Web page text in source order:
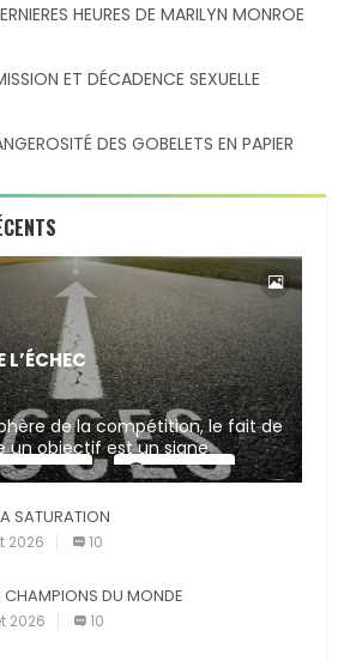
HEURES DE MARILYN MONROE
ET DÉCADENCE SEXUELLE
DES GOBELETS EN PAPIER
L’ÉCHEC
de la compétition, le fait de
un objectif est un signe
et une source de sanctions
[…]
Facebook Pinterest
Imprimer
SATURATION
2026 10
CHAMPIONS DU MONDE
2026 10